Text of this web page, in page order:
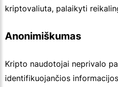
kriptovaliuta, palaikyti
Anonimiškumas
Kripto naudotojai neprivalo
identifikuojančios